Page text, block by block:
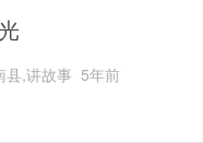
县,讲故事 5年前